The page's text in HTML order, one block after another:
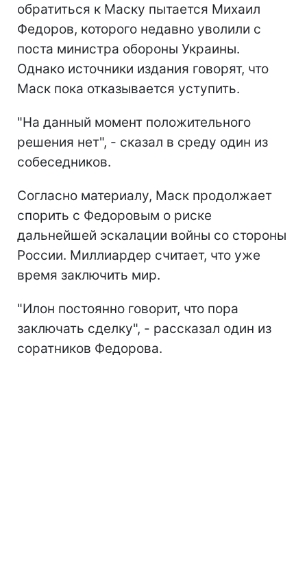
обратиться к Маску пытается Михаил
Федоров, которого недавно уволили с
поста министра обороны Украины.
Однако источники издания говорят, что
Маск пока отказывается уступить.
"На данный момент положительного
решения нет", - сказал в среду один из
собеседников.
Согласно материалу, Маск продолжает
спорить с Федоровым о риске
дальнейшей эскалации войны со стороны
России. Миллиардер считает, что уже
время заключить мир.
"Илон постоянно говорит, что пора
заключать сделку", - рассказал один из
соратников Федорова.